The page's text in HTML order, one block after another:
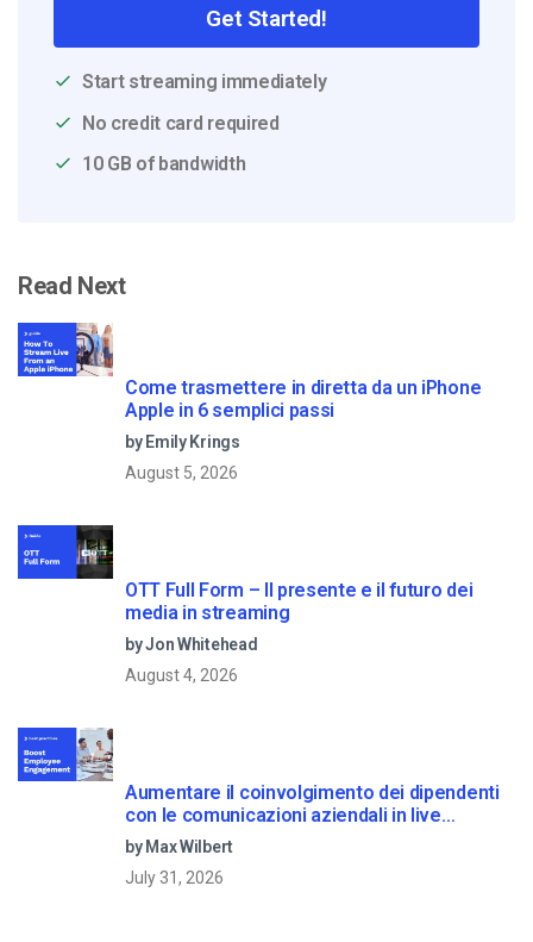
Get Started!
Start streaming immediately
No credit card required
10 GB of bandwidth
Read Next
Come trasmettere in diretta da un iPhone
Apple in 6 semplici passi
by Emily Krings
August 5, 2026
OTT Full Form – Il presente e il futuro dei
media in streaming
by Jon Whitehead
August 4, 2026
Aumentare il coinvolgimento dei dipendenti
con le comunicazioni aziendali in live
streaming
by Max Wilbert
July 31, 2026